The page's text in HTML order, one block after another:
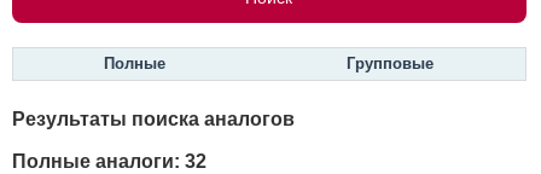
Полные Групповые
Результаты поиска аналогов
Полные аналоги: 32